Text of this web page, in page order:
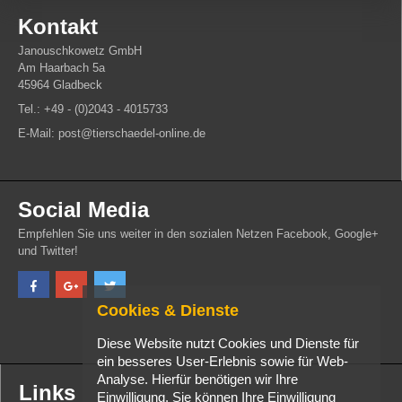
Kontakt
Janouschkowetz GmbH
Am Haarbach 5a
45964 Gladbeck
Tel.: +49 - (0)2043 - 4015733
E-Mail: post@tierschaedel-online.de
Social Media
Empfehlen Sie uns weiter in den sozialen Netzen Facebook, Google+
und Twitter!
Links
Cookies & Dienste
Diese Website nutzt Cookies und Dienste für
ein besseres User-Erlebnis sowie für Web-
Analyse. Hierfür benötigen wir Ihre
Einwilligung. Sie können Ihre Einwilligung